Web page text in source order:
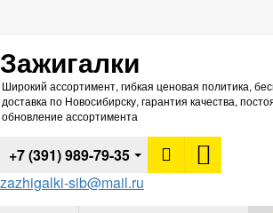
Зажигалки
Широкий ассортимент, гибкая ценовая политика,
доставка по Новосибирску, гарантия качества,
обновление ассортимента
+7 (391) 989-79-35
zazhigalki-sib@mail.ru